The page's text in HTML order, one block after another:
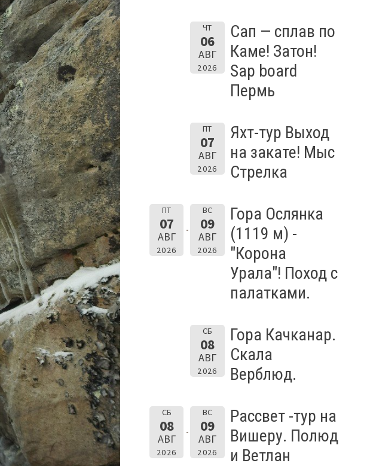
ЧТ
06
АВГ
2026
Сап — сплав по
Каме! Затон!
Sap board
Пермь
ПТ
07
АВГ
2026
Яхт-тур Выход
на закате! Мыс
Стрелка
ПТ
07
АВГ
2026
ВС
09
АВГ
2026
Гора Ослянка
(1119 м) -
"Корона
Урала"! Поход с
палатками.
СБ
08
АВГ
2026
Гора Качканар.
Скала
Верблюд.
СБ
08
АВГ
2026
ВС
09
АВГ
2026
Рассвет -тур на
Вишеру. Полюд
и Ветлан